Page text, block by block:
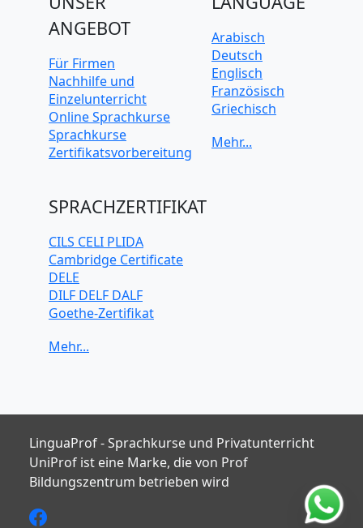
ANGEBOT
Für Firmen
Nachhilfe und
Einzelunterricht
Online Sprachkurse
Sprachkurse
Zertifikatsvorbereitung
Arabisch
Deutsch
Englisch
Französisch
Griechisch
Japanisch
SPRACHZERTIFIKAT
CILS CELI PLIDA
Cambridge Certificate
DELE
DILF DELF DALF
Goethe-Zertifikat
TELC
LinguaProf - Sprachkurse und Privatunterricht
UniProf ist eine Marke, die von Prof
Bildungszentrum betrieben wird